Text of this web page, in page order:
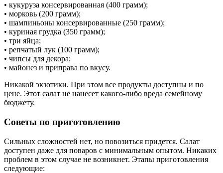
• кукуруза консервированная (400 грамм);
• морковь (200 грамм);
• шампиньоны консервированные (250 грамм);
• куриная грудка (350 грамм);
• три яйца;
• репчатый лук (100 грамм);
• чипсы для декора;
• майонез и приправа по вкусу.
Никакой экзотики. При этом все продукты доступны и по
цене. Этот салат не нанесет какого-либо вреда семейному
бюджету.
Советы по приготовлению
Сильных сложностей нет, но повозиться придется. Салат
доступен даже для поваров с минимальным опытом. Никаких
проблем в этом случае не возникнет. Этапы приготовления
следующие: